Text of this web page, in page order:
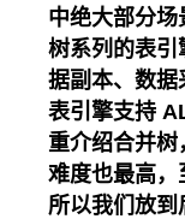
中绝大部分
树系列的表引
据副本、数据
表引擎支持
重介绍合并
难度也最高，
所以我们放到